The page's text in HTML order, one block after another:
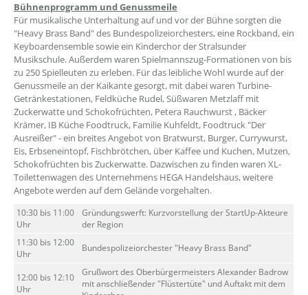
Bühnenprogramm und Genussmeile
Für musikalische Unterhaltung auf und vor der Bühne sorgten die
"Heavy Brass Band" des Bundespolizeiorchesters, eine Rockband, ein
Keyboardensemble sowie ein Kinderchor der Stralsunder
Musikschule. Außerdem waren Spielmannszug-Formationen von bis
zu 250 Spielleuten zu erleben. Für das leibliche Wohl wurde auf der
Genussmeile an der Kaikante gesorgt, mit dabei waren Turbine-
Getränkestationen, Feldküche Rudel, Süßwaren Metzlaff mit
Zuckerwatte und Schokofrüchten, Petera Rauchwurst , Bäcker
Krämer, IB Küche Foodtruck, Familie Kuhfeldt, Foodtruck "Der
Ausreißer" - ein breites Angebot von Bratwurst, Burger, Currywurst,
Eis, Erbseneintopf, Fischbrötchen, über Kaffee und Kuchen, Mutzen,
Schokofrüchten bis Zuckerwatte. Dazwischen zu finden waren XL-
Toilettenwagen des Unternehmens HEGA Handelshaus, weitere
Angebote werden auf dem Gelände vorgehalten.
10:30 bis 11:00
Uhr
Gründungswerft: Kurzvorstellung der StartUp-Akteure
der Region
11:30 bis 12:00
Uhr
Bundespolizeiorchester "Heavy Brass Band"
12:00 bis 12:10
Uhr
Grußwort des Oberbürgermeisters Alexander Badrow
mit anschließender "Flüstertüte" und Auftakt mit dem